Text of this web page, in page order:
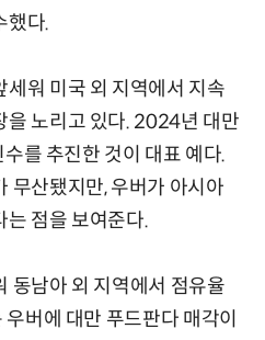
했다.
워 미국 외 지역에서 지속
을 노리고 있다. 2024년 대만
를 추진한 것이 대표 예다.
무산됐지만, 우버가 아시아
는 점을 보여준다.
동남아 외 지역에서 점유율
버에 대만 푸드판다 매각이